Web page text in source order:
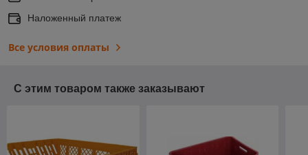
Наложенный платеж
Все условия оплаты
С этим товаром также заказывают